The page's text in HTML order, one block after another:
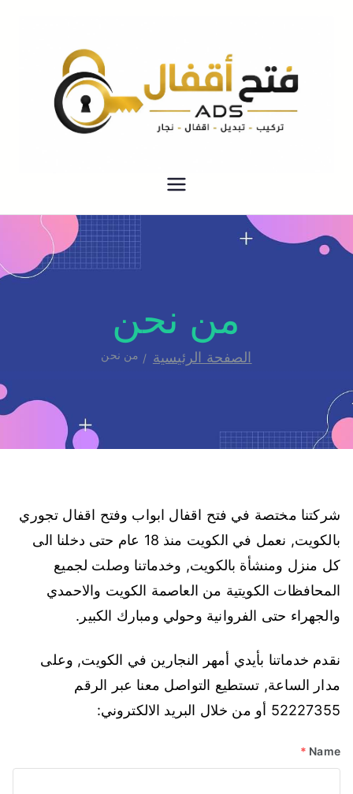
خدمة فتح اقفال الابواب نجار فتح
تجوري خزائن
من نحن
الصفحة الرئيسية من نحن
شركتنا مختصة في فتح اقفال ابواب وفتح اقفال تجوري
بالكويت, نعمل في الكويت منذ 18 عام حتى دخلنا الى
كل منزل ومنشأة بالكويت, وخدماتنا وصلت لجميع
المحافظات الكويتية من العاصمة الكويت والاحمدي
والجهراء حتى الفروانية وحولي ومبارك الكبير.
نقدم خدماتنا بأيدي أمهر النجارين في الكويت, وعلى
مدار الساعة, تستطيع التواصل معنا عبر الرقم
52227355 أو من خلال البريد الالكتروني:
Name
*